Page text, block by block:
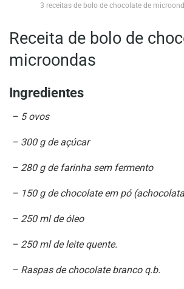
3 receitas de bolo de chocolate de
Receita de bolo de
microondas
Ingredientes
– 5 ovos
– 300 g de açúcar
– 280 g de farinha sem fermento
– 150 g de chocolate em pó
– 250 ml de óleo
– 250 ml de leite quente.
– Raspas de chocolate branco q.b.